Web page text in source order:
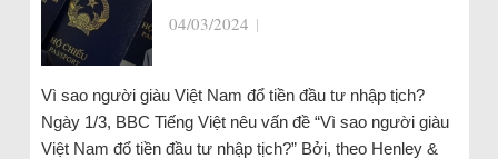
04/03/2024 |
Vì sao người giàu Việt Nam đổ tiền đầu tư nhập tịch?
Ngày 1/3, BBC Tiếng Việt nêu vấn đề “Vì sao người giàu
Việt Nam đổ tiền đầu tư nhập tịch?” Bởi, theo Henley &